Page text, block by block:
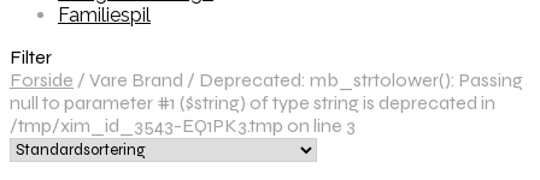
Familiespil
Filter
Forside / Vare Brand / Deprecated: mb_strtolower(): Passing
null to parameter #1 ($string) of type string is deprecated in
/tmp/xim_id_3543-EQ1PK3.tmp on line 3